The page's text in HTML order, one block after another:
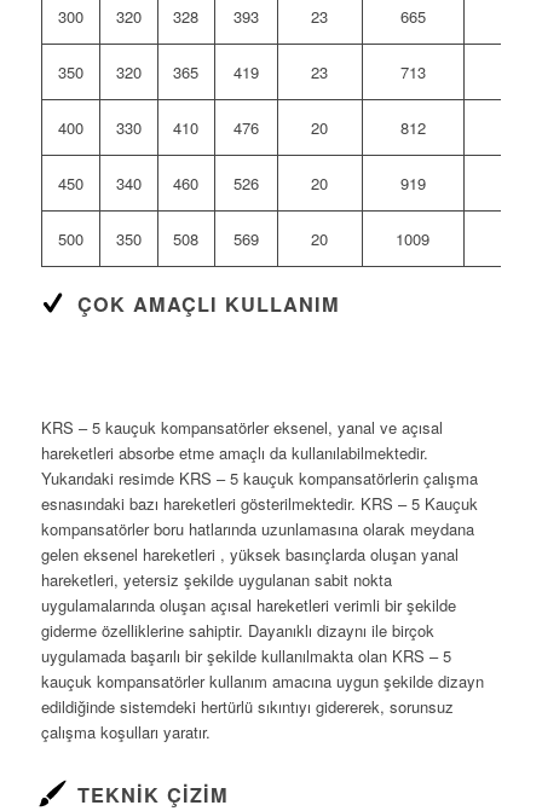
300 320 328 393 23 665
350 320 365 419 23 713
400 330 410 476 20 812
450 340 460 526 20 919
500 350 508 569 20 1009
ÇOK AMAÇLI KULLANIM
KRS – 5 kauçuk kompansatörler eksenel, yanal ve açısal
hareketleri absorbe etme amaçlı da kullanılabilmektedir.
Yukarıdaki resimde KRS – 5 kauçuk kompansatörlerin çalışma
esnasındaki bazı hareketleri gösterilmektedir. KRS – 5 Kauçuk
kompansatörler boru hatlarında uzunlamasına olarak meydana
gelen eksenel hareketleri , yüksek basınçlarda oluşan yanal
hareketleri, yetersiz şekilde uygulanan sabit nokta
uygulamalarında oluşan açısal hareketleri verimli bir şekilde
giderme özelliklerine sahiptir. Dayanıklı dizaynı ile birçok
uygulamada başarılı bir şekilde kullanılmakta olan KRS – 5
kauçuk kompansatörler kullanım amacına uygun şekilde dizayn
edildiğinde sistemdeki hertürlü sıkıntıyı gidererek, sorunsuz
çalışma koşulları yaratır.
TEKNIK ÇIZIM